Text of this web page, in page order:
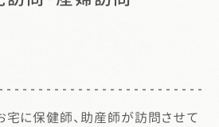
宅に保健師、助産師が訪問させて